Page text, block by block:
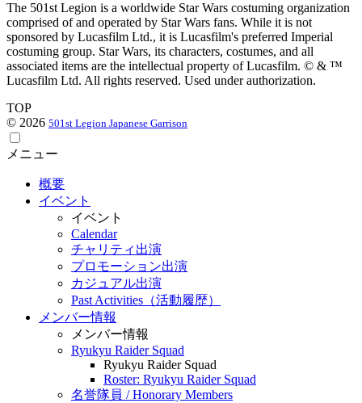
The 501st Legion is a worldwide Star Wars costuming organization
comprised of and operated by Star Wars fans. While it is not
sponsored by Lucasfilm Ltd., it is Lucasfilm's preferred Imperial
costuming group. Star Wars, its characters, costumes, and all
associated items are the intellectual property of Lucasfilm. © & ™
Lucasfilm Ltd. All rights reserved. Used under authorization.
TOP
© 2026 501st Legion Japanese Garrison
メニュー
概要
イベント
イベント
Calendar
チャリティ出演
プロモーション出演
カジュアル出演
Past Activities（活動履歴）
メンバー情報
メンバー情報
Ryukyu Raider Squad
Ryukyu Raider Squad
Roster: Ryukyu Raider Squad
名誉隊員 / Honorary Members